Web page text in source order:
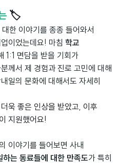
🏷️
한 이야기를 종종 들어와서
이었는데요! 마침 학교
1:1 면담을 받을 기회가
께서 제 경험과 진로 고민에 대해
일의 문화에 대해서도 자세히
욱 좋은 인상을 받았고, 이후
지원했어요!
이야기를 들어보면 사내
하는 동료들에 대한 만족도가 특히